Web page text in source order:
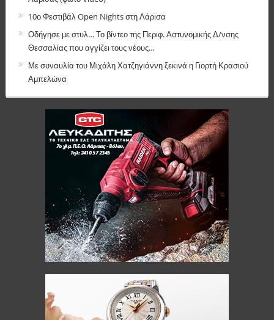
10ο Φεστιβάλ Open Nights στη Λάρισα
Οδήγησε με στυλ… Το βίντεο της Περιφ. Αστυνομικής Δ/νσης
Θεσσαλίας που αγγίζει τους νέους…
Με συναυλία του Μιχάλη Χατζηγιάννη ξεκινά η Γιορτή Κρασιού
Αμπελώνα